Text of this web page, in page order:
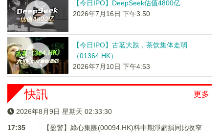
【今日IPO】DeepSeek估值4800亿
2026年7月16日 下午3:50
【今日IPO】古茗大跌，茶饮集体走弱
（01364.HK）
2026年7月10日 下午4:53
更多
快訊
2026年8月9日 星期天 02:33:30
17:35
【盈警】綠心集團(00094.HK)料中期淨虧損同比收窄